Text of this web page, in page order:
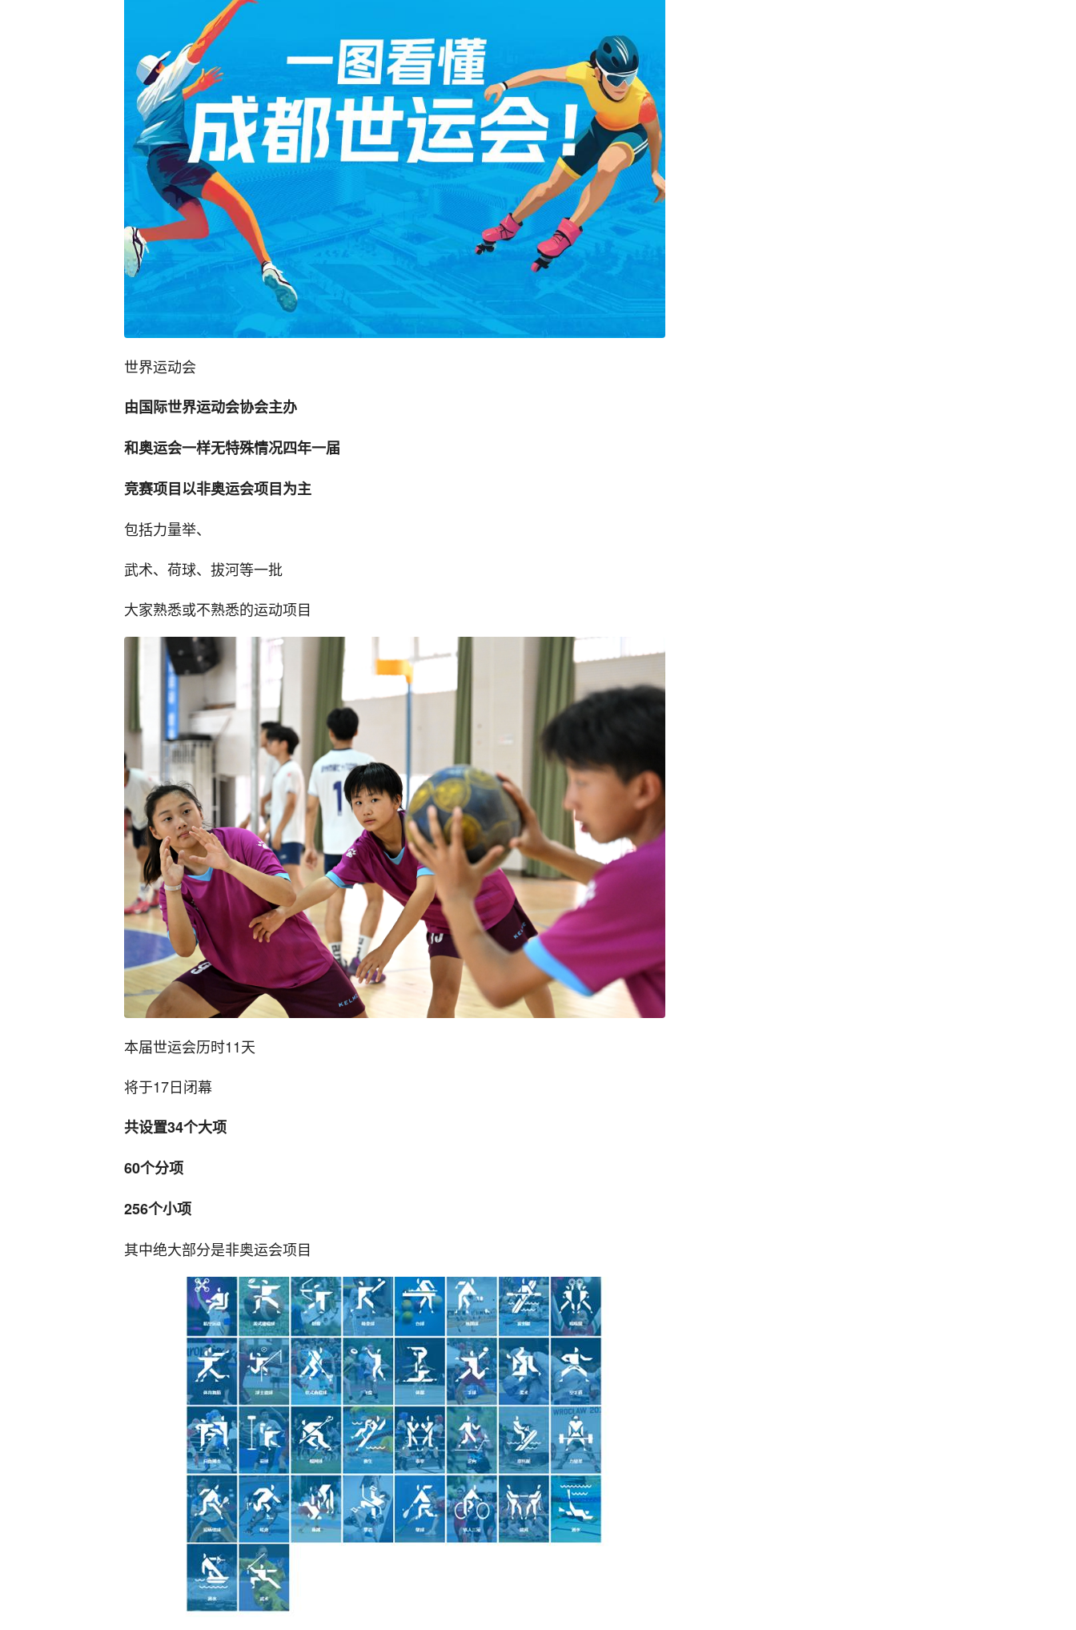
世界运动会
由国际世界运动会协会主办
和奥运会一样无特殊情况四年一届
竞赛项目以非奥运会项目为主
包括力量举、
武术、荷球、拔河等一批
大家熟悉或不熟悉的运动项目
本届世运会历时11天
将于17日闭幕
共设置34个大项
60个分项
256个小项
其中绝大部分是非奥运会项目